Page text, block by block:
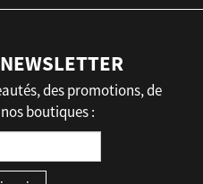
des promotions, de
boutiques :